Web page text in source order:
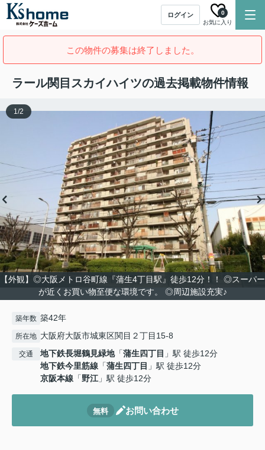
ログイン
お気に入り
0
この物件の募集は終了しました。
ラール関目スカイハイツの過去掲載物件情報
【外観】◎大阪メトロ谷町線『蒲生4丁目駅』徒歩12分！！ ◎スーパー
が近くお買い物至便な環境です。 ◎周辺施設充実♪
1/2
築年数 築42年
所在地 大阪府大阪市城東区関目２丁目15-8
交通 地下鉄長堀鶴見緑地「蒲生四丁目 」駅 徒歩12分
地下鉄今里筋線 「蒲生四丁目 」駅 徒歩12分
京阪本線 「野江」駅 徒歩12分
無料 お問い合わせ